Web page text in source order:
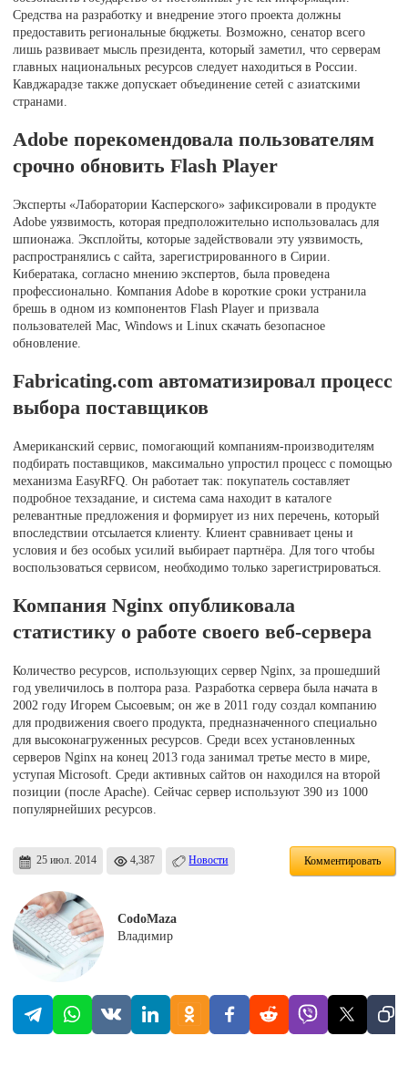
Средства на разработку и внедрение этого проекта должны
предоставить региональные бюджеты. Возможно, сенатор всего
лишь развивает мысль президента, который заметил, что серверам
главных национальных ресурсов следует находиться в России.
Кавджарадзе также допускает объединение сетей с азиатскими
странами.
Adobe порекомендовала пользователям
срочно обновить Flash Player
Эксперты «Лаборатории Касперского» зафиксировали в продукте
Adobe уязвимость, которая предположительно использовалась для
шпионажа. Эксплойты, которые задействовали эту уязвимость,
распространялись с сайта, зарегистрированного в Сирии.
Кибератака, согласно мнению экспертов, была проведена
профессионально. Компания Adobe в короткие сроки устранила
брешь в одном из компонентов Flash Player и призвала
пользователей Mac, Windows и Linux скачать безопасное
обновление.
Fabricating.com автоматизировал процесс
выбора поставщиков
Американский сервис, помогающий компаниям-производителям
подбирать поставщиков, максимально упростил процесс с помощью
механизма EasyRFQ. Он работает так: покупатель составляет
подробное техзадание, и система сама находит в каталоге
релевантные предложения и формирует из них перечень, который
впоследствии отсылается клиенту. Клиент сравнивает цены и
условия и без особых усилий выбирает партнёра. Для того чтобы
воспользоваться сервисом, необходимо только зарегистрироваться.
Компания Nginx опубликовала
статистику о работе своего веб-сервера
Количество ресурсов, использующих сервер Nginx, за прошедший
год увеличилось в полтора раза. Разработка сервера была начата в
2002 году Игорем Сысоевым; он же в 2011 году создал компанию
для продвижения своего продукта, предназначенного специально
для высоконагруженных ресурсов. Среди всех установленных
серверов Nginx на конец 2013 года занимал третье место в мире,
уступая Microsoft. Среди активных сайтов он находился на второй
позиции (после Apache). Сейчас сервер используют 390 из 1000
популярнейших ресурсов.
25 июл. 2014 4,387 Новости Комментировать
CodoMaza
Владимир